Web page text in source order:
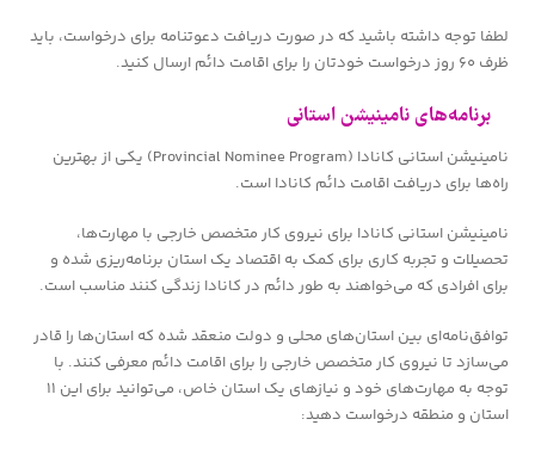
لطفا توجه داشته باشید که در صورت دریافت دعوتنامه برای درخواست، باید
ظرف ۶۰ روز درخواست خودتان را برای اقامت دائم ارسال کنید.
برنامه‌های نامینیشن استانی
نامینیشن استانی کانادا (Provincial Nominee Program) یکی از بهترین
راه‌ها برای دریافت اقامت دائم کانادا است.
نامینیشن استانی کانادا برای نیروی کار متخصص خارجی با مهارت‌ها،
تحصیلات و تجربه کاری برای کمک به اقتصاد یک استان برنامه‌ریزی شده و
برای افرادی که می‌خواهند به طور دائم در کانادا زندگی کنند مناسب است.
توافق‌نامه‌ای بین استان‌های محلی و دولت منعقد شده که استان‌ها را قادر
می‌سازد تا نیروی کار متخصص خارجی را برای اقامت دائم معرفی کنند. با
توجه به مهارت‌های خود و نیازهای یک استان خاص، می‌توانید برای این ۱۱
استان و منطقه درخواست دهید: